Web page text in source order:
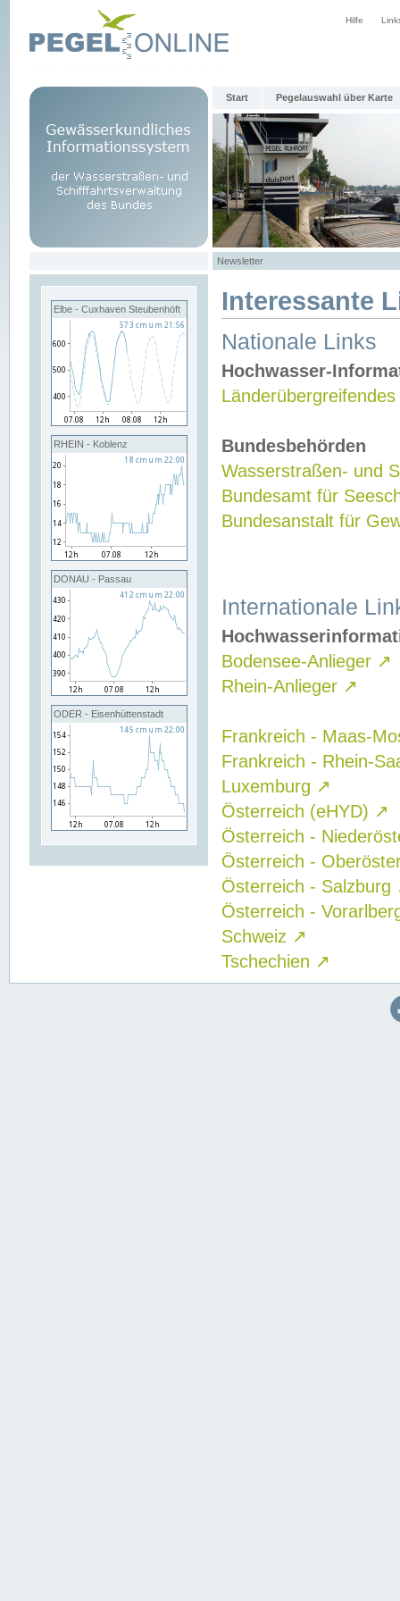
Hilfe
Start Pegelauswahl über Karte
Newsletter
Elbe - Cuxhaven Steubenhöft
RHEIN - Koblenz
DONAU - Passau
ODER - Eisenhüttenstadt
Interessante
Nationale Links
Hochwasser-
Bundesbehörden
Wasserstraßen- und
Bundesamt für
Bundesanstalt für
Internationale
Bodensee-Anlieger ↗
Rhein-Anlieger ↗
Frankreich - Maas-
Frankreich - Rhein-
Luxemburg ↗
Österreich (eHYD) ↗
Österreich -
Österreich -
Österreich - Salzburg
Österreich -
Schweiz ↗
Tschechien ↗